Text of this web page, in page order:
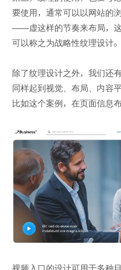
要使用，通常可以以网站的
——虚这样的节奏来布局，
可以称之为战略性纹理设计。
除了纹理设计之外，我们还
同样起到视觉、布局、内容
比如这个案例，在页面信息
视频入口的设计可用于多种